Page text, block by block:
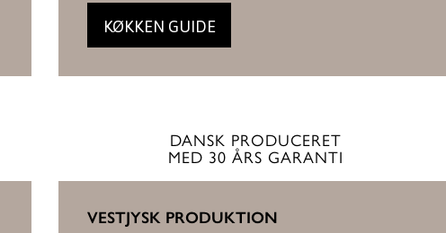
KØKKEN GUIDE
DANSK PRODUCERET
MED 30 ÅRS GARANTI
VESTJYSK PRODUKTION